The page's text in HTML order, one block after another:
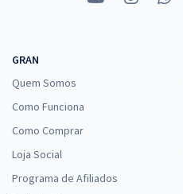
GRAN
Quem Somos
Como Funciona
Como Comprar
Loja Social
Programa de Afiliados